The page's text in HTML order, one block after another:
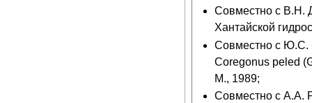
Совместно с В.Н.
Хантайской
Совместно с Ю.С.
Coregonus peled
М., 1989;
Совместно с А.А.